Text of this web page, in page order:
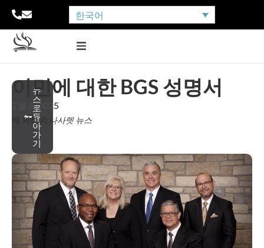
한국어
뉴
스
로
돌
아
가
기
이민에 대한 BGS 성명서
2월 6, 2025
에 의하여: 나사렛 뉴스